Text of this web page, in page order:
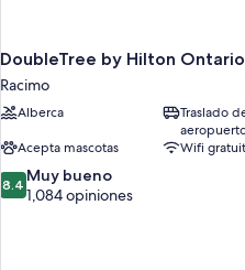
DoubleTree by Hilton
Racimo
Alberca
Traslado
Acepta mascotas
Wifi
8.4
de
8.4 Muy bueno
1,084 opiniones